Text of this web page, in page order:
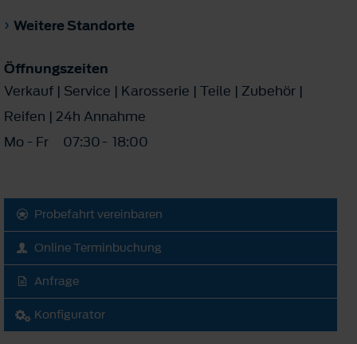
Weitere Standorte
Öffnungszeiten
Verkauf | Service | Karosserie | Teile | Zubehör |
Reifen | 24h Annahme
Mo - Fr
07:30- 18:00
Probefahrt vereinbaren
Online Terminbuchung
Anfrage
Konfigurator